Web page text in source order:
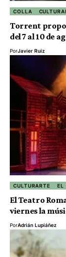
COLLA
Torrent
del 7 al 10 de
PorJavier Ruiz
CULTURARTE EL
El Teatro
viernes la
PorAdrián Lupiáñez